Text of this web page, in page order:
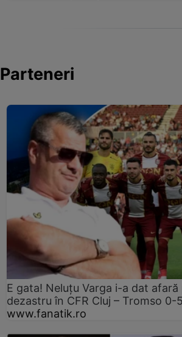
Parteneri
E gata! Neluțu Varga i-a dat
dezastru în CFR Cluj – Tromso 0-
www.fanatik.ro